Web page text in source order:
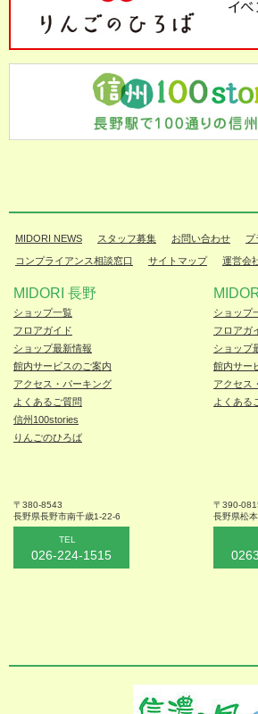
MIDORI NEWS スタッフ募集 お問い合わせ プ
コンプライアンス相談窓口 サイトマップ 運営会
MIDORI 長野
ショップ一覧
フロアガイド
ショップ最新情報
館内サービスのご案内
アクセス・パーキング
よくあるご質問
信州100stories
りんごのひろば
〒380-8543
長野県長野市南千歳1-22-6
TEL
026-224-1515
ショップ
フロアガ
ショップ
館内サー
アクセス
よくある
〒390-
長野県松本